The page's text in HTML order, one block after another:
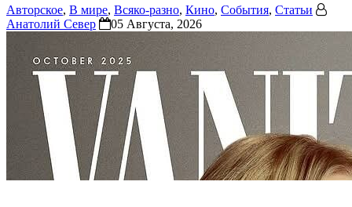
Авторское, В мире, Всяко-разно, Кино, События, Статьи
Анатолий Север
05 Августа, 2026